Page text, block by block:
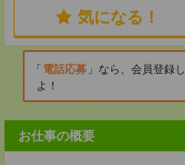
気になる！
電話応募
なら、会員登録
よ！
お仕事の概要